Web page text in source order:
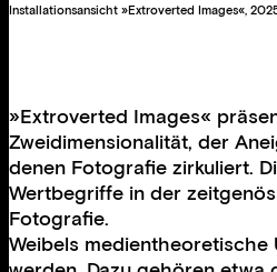
Installationsansicht »Extroverted Images«,
»Extroverted Images«
Zweidimensionalität, der
denen Fotografie zirkuliert.
Wertbegriffe in der
Fotografie.
Weibels